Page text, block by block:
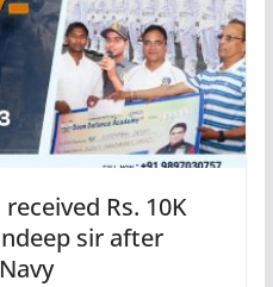
Rs. 10K
sir after